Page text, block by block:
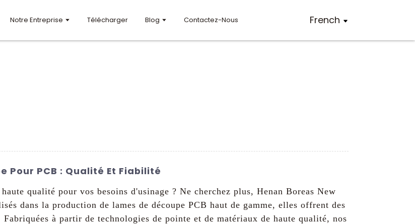
Notre Entreprise Télécharger Blog Contactez-Nous French
Pour PCB : Qualité Et Fiabilité
qualité pour vos besoins d'usinage ? Ne cherchez plus, Henan Boreas New
dans la production de lames de découpe PCB haut de gamme, elles offrent des
à partir de technologies de pointe et de matériaux de haute qualité, nos